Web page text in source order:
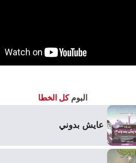
البومكل الخطا
عايش بدوني